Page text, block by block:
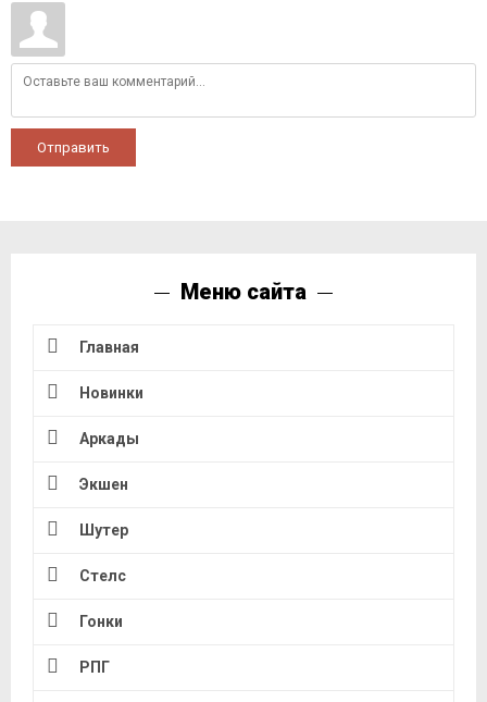
Отправить
Меню сайта
Главная
Новинки
Аркады
Экшен
Шутер
Стелс
Гонки
РПГ